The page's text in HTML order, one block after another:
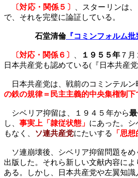
〔対応・関係５〕 、スターリンは、
で、それを完璧に論証している。
石堂清倫『コミンフォルム批
〔対応・関係６〕 １９５５年 ７
日本共産党も認めている( 『日本共産
日本共産党は、戦前のコミンテルン
の鉄の規律＝民主主義的中央集権制下
シベリア抑留は、１９４５年から
し、 事実上「隷従状態」 にあった。シ
もなく、
ソ連共産党にたいする 「思
ソ連崩壊後、シベリア抑留問題をめ
出版した。それら新しい文献内容に
ある。しかし、日本共産党や左翼知